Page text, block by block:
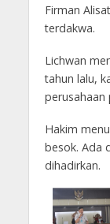
Firman
terdakwa.
Lichwan
tahun lalu,
perusahaan
Hakim
besok. Ada
dihadirkan.